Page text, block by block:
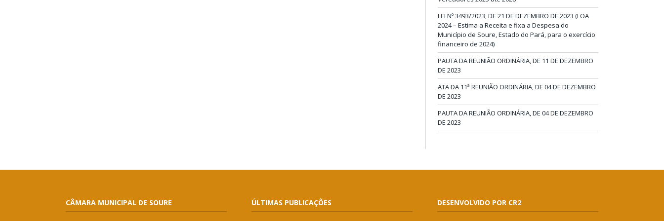
LEI Nº 3493/2023, DE 21 DE DEZEMBRO DE 2023 (LOA
2024 – Estima a Receita e fixa a Despesa do
Município de Soure, Estado do Pará, para o exercício
financeiro de 2024)
PAUTA DA REUNIÃO ORDINÁRIA, DE 11 DE DEZEMBRO
DE 2023
ATA DA 11ª REUNIÃO ORDINÁRIA, DE 04 DE DEZEMBRO
DE 2023
PAUTA DA REUNIÃO ORDINÁRIA, DE 04 DE DEZEMBRO
DE 2023
CÂMARA MUNICIPAL DE SOURE ÚLTIMAS PUBLICAÇÕES DESENVOLVIDO POR CR2